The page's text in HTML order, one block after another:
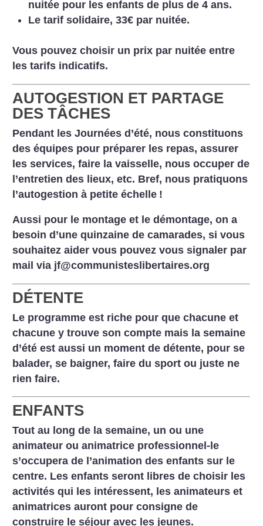
nuitée pour les enfants de plus de 4 ans.
Le tarif solidaire, 33€ par nuitée.
Vous pouvez choisir un prix par nuitée entre
les tarifs indicatifs.
AUTOGESTION ET PARTAGE
DES TÂCHES
Pendant les Journées d’été, nous constituons
des équipes pour préparer les repas, assurer
les services, faire la vaisselle, nous occuper de
l’entretien des lieux, etc. Bref, nous pratiquons
l’autogestion à petite échelle !
Aussi pour le montage et le démontage, on a
besoin d’une quinzaine de camarades, si vous
souhaitez aider vous pouvez vous signaler par
mail via jf@communisteslibertaires.org
DÉTENTE
Le programme est riche pour que chacune et
chacune y trouve son compte mais la semaine
d’été est aussi un moment de détente, pour se
balader, se baigner, faire du sport ou juste ne
rien faire.
ENFANTS
Tout au long de la semaine, un ou une
animateur ou animatrice professionnel-le
s’occupera de l’animation des enfants sur le
centre. Les enfants seront libres de choisir les
activités qui les intéressent, les animateurs et
animatrices auront pour consigne de
construire le séjour avec les jeunes.